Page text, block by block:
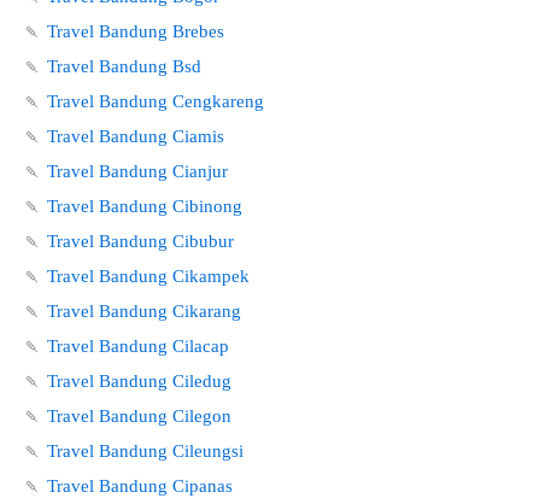
🍡 Travel Bandung Brebes
🍡 Travel Bandung Bsd
🍡 Travel Bandung Cengkareng
🍡 Travel Bandung Ciamis
🍡 Travel Bandung Cianjur
🍡 Travel Bandung Cibinong
🍡 Travel Bandung Cibubur
🍡 Travel Bandung Cikampek
🍡 Travel Bandung Cikarang
🍡 Travel Bandung Cilacap
🍡 Travel Bandung Ciledug
🍡 Travel Bandung Cilegon
🍡 Travel Bandung Cileungsi
🍡 Travel Bandung Cipanas